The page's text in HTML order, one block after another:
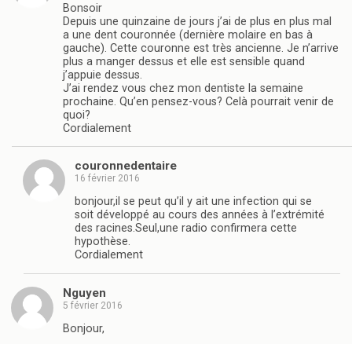
Bonsoir
Depuis une quinzaine de jours j’ai de plus en plus mal
a une dent couronnée (dernière molaire en bas à
gauche). Cette couronne est très ancienne. Je n’arrive
plus a manger dessus et elle est sensible quand
j’appuie dessus.
J’ai rendez vous chez mon dentiste la semaine
prochaine. Qu’en pensez-vous? Celà pourrait venir de
quoi?
Cordialement
couronnedentaire
16 février 2016
bonjour,il se peut qu’il y ait une infection qui se
soit développé au cours des années à l’extrémité
des racines.Seul,une radio confirmera cette
hypothèse.
Cordialement
Nguyen
5 février 2016
Bonjour,